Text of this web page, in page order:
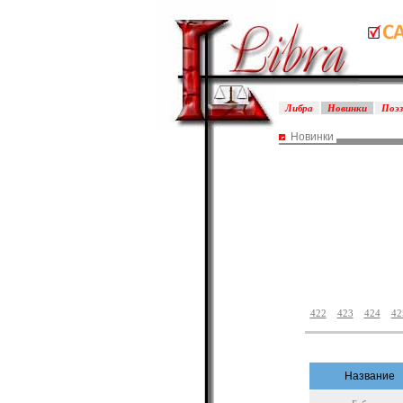
Либра Новинки
Новинки
422 423 424
Название